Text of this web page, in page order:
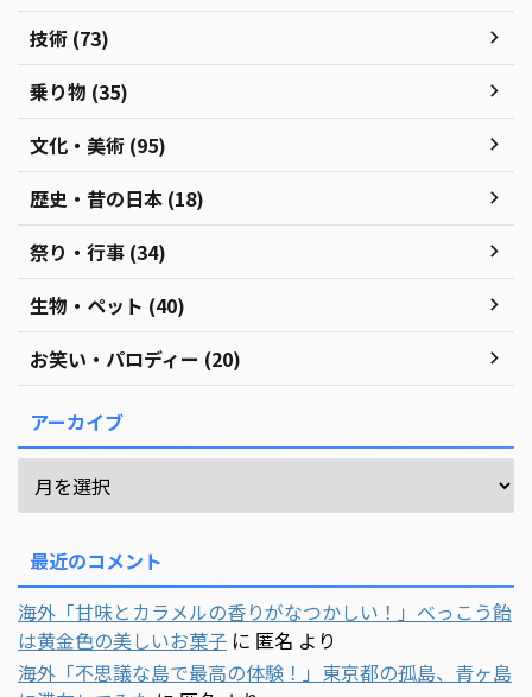
技術 (73)
乗り物 (35)
文化・美術 (95)
歴史・昔の日本 (18)
祭り・行事 (34)
生物・ペット (40)
お笑い・パロディー (20)
アーカイブ
最近のコメント
海外「甘味とカラメルの香りがなつかしい！」べっこう飴
は黄金色の美しいお菓子 に 匿名 より
海外「不思議な島で最高の体験！」東京都の孤島、青ヶ島